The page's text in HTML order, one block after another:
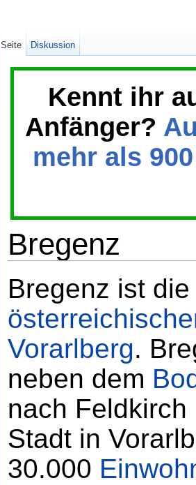
Kennt ihr
Anfänger?
mehr als
Bregenz
Bregenz ist
Vorarlberg.
neben dem
nach
Stadt in
30.000
Seite Diskussion